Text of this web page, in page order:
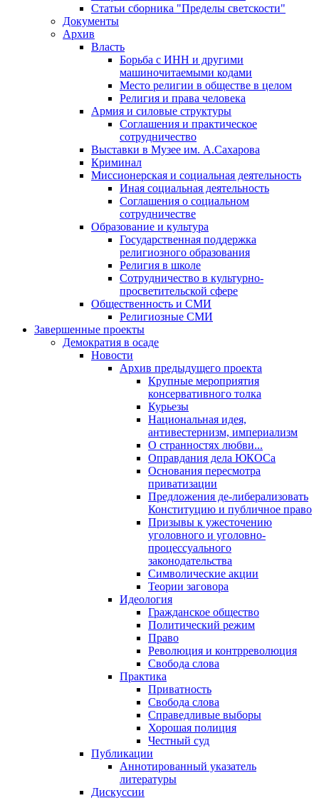
Статьи сборника "Пределы светскости"
Документы
Архив
Власть
Борьба с ИНН и другими
машиночитаемыми кодами
Место религии в обществе в целом
Религия и права человека
Армия и силовые структуры
Соглашения и практическое
сотрудничество
Выставки в Музее им. А.Сахарова
Криминал
Миссионерская и социальная деятельность
Иная социальная деятельность
Соглашения о социальном
сотрудничестве
Образование и культура
Государственная поддержка
религиозного образования
Религия в школе
Сотрудничество в культурно-
просветительской сфере
Общественность и СМИ
Религиозные СМИ
Завершенные проекты
Демократия в осаде
Новости
Архив предыдущего проекта
Крупные мероприятия
консервативного толка
Курьезы
Национальная идея,
антивестернизм, империализм
О странностях любви...
Оправдания дела ЮКОСа
Основания пересмотра
приватизации
Предложения де-либерализовать
Конституцию и публичное право
Призывы к ужесточению
уголовного и уголовно-
процессуального
законодательства
Символические акции
Теории заговора
Идеология
Гражданское общество
Политический режим
Право
Революция и контрреволюция
Свобода слова
Практика
Приватность
Свобода слова
Справедливые выборы
Хорошая полиция
Честный суд
Публикации
Аннотированный указатель
литературы
Дискуссии